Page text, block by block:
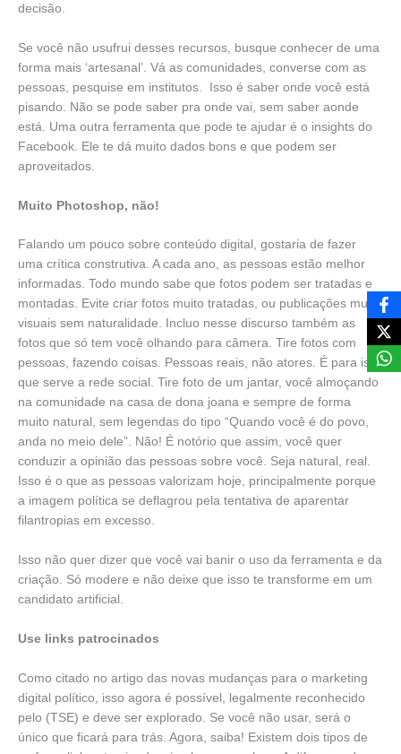
decisão.
Se você não usufrui desses recursos, busque conhecer de uma
forma mais ‘artesanal’. Vá as comunidades, converse com as
pessoas, pesquise em institutos. Isso é saber onde você está
pisando. Não se pode saber pra onde vai, sem saber aonde
está. Uma outra ferramenta que pode te ajudar é o insights do
Facebook. Ele te dá muito dados bons e que podem ser
aproveitados.
Muito Photoshop, não!
Falando um pouco sobre conteúdo digital, gostaria de fazer
uma crítica construtiva. A cada ano, as pessoas estão melhor
informadas. Todo mundo sabe que fotos podem ser tratadas e
montadas. Evite criar fotos muito tratadas, ou publicações muito
visuais sem naturalidade. Incluo nesse discurso também as
fotos que só tem você olhando para câmera. Tire fotos com
pessoas, fazendo coisas. Pessoas reais, não atores. É para isso
que serve a rede social. Tire foto de um jantar, você almoçando
na comunidade na casa de dona joana e sempre de forma
muito natural, sem legendas do tipo “Quando você é do povo,
anda no meio dele”. Não! É notório que assim, você quer
conduzir a opinião das pessoas sobre você. Seja natural, real.
Isso é o que as pessoas valorizam hoje, principalmente porque
a imagem política se deflagrou pela tentativa de aparentar
filantropias em excesso.
Isso não quer dizer que você vai banir o uso da ferramenta e da
criação. Só modere e não deixe que isso te transforme em um
candidato artificial.
Use links patrocinados
Como citado no artigo das novas mudanças para o marketing
digital político, isso agora é possível, legalmente reconhecido
pelo (TSE) e deve ser explorado. Se você não usar, será o
único que ficará para trás. Agora, saiba! Existem dois tipos de